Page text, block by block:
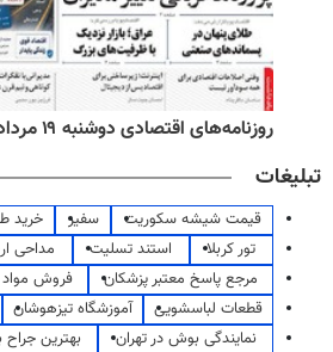
روزنامه‌های اقتصادی دوشنبه ۱۹ مرداد ۱۴۰۵
تبلیغات
قیمت شیشه سکوریت سفیر خرید
تور کربلا
استند تسلیت مداحی
مرجع پاسخ معتبر پزشکان
فروش
قطعات لباسشویی
آموزشگاه تیزهوشان
نمایندگی بوش در تهران
بهترین جراح